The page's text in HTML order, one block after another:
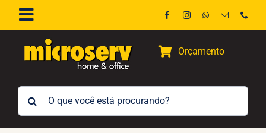
conteúdo
Toggle
Navigation
Início
A Empresa
Contato
Orçamento
resultados
para: